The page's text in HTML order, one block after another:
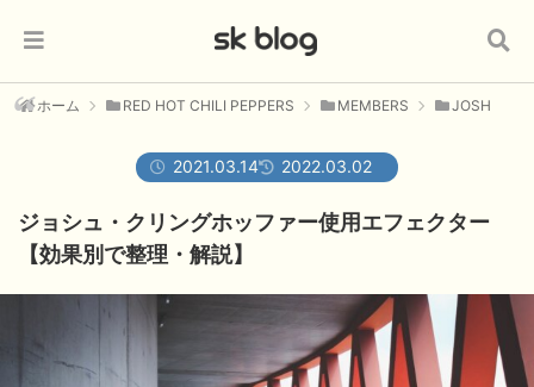
ホーム RED HOT CHILI PEPPERS MEMBERS JOSH
2021.03.14 2022.03.02
ジョシュ・クリングホッファー使用エフェクター
【効果別で整理・解説】